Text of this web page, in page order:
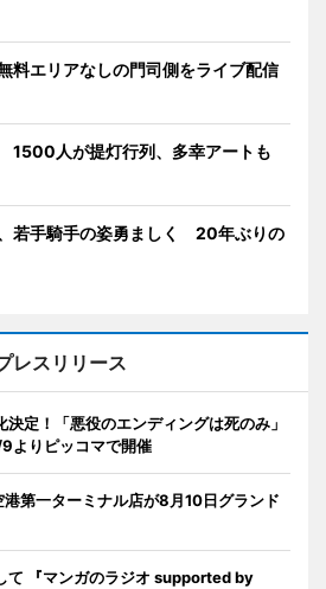
料エリアなしの門司側をライブ配信
1500人が提灯行列、多幸アートも
若手騎手の姿勇ましく 20年ぶりの
レスリリース
定！「悪役のエンディングは死のみ」
よりピッコマで開催
第一ターミナル店が8月10日グランド
て 『マンガのラジオ supported by